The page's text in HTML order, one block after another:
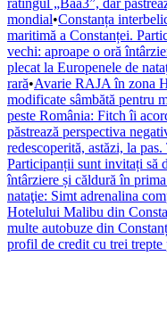
ratingul „Baa3”, dar
mondial•Constanța
maritimă a Constanței.
vechi: aproape o oră
plecat la Europenele de
rară•Avarie RAJA în zona
modificate sâmbătă pentru
peste România: Fitch îi
păstrează perspectiva
redescoperită, astăzi, la
Participanții sunt invitați să
întârziere și căldură în
nataţie: Simt adrenalina
Hotelului Malibu din
multe autobuze din
profil de credit cu trei